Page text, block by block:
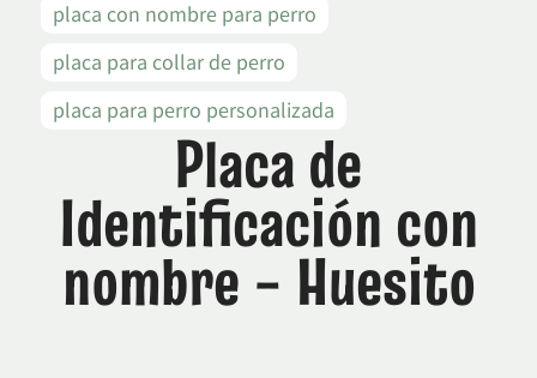
placa con nombre para perro
placa para collar de perro
placa para perro personalizada
Placa de
Identificación con
nombre – Huesito